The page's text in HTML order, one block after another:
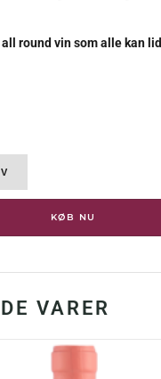
all round vin som alle kan
KØB NU
VARER